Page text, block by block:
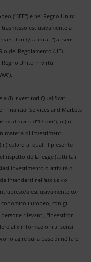
("SEE") e nel Regno Unito
esclusivamente a
Qualificati") ai sensi
o del Regolamento (UE)
Regno Unito in virtù
a (i) Investitori Qualificati
Financial Services and Markets
modificato (l'"Order"), o (ii)
materia di investimenti
coloro ai quali il presente
rispetto della legge (tutti tali
investimento o attività di
intendersi nell'esclusivo
a esclusivamente con
Europeo, con gli
rilevanti, "Investitori
alle informazioni ai sensi
agire sulla base di né fare